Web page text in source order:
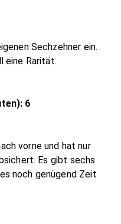
Sechzehner ein.
eine Rarität.
6
vorne und hat nur
Es gibt sechs
noch genügend Zeit